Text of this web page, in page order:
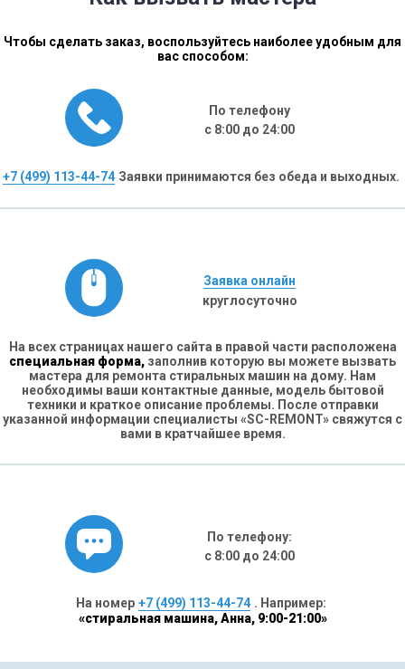
Чтобы сделать заказ, воспользуйтесь наиболее удобным для
вас способом:
По телефону
с 8:00 до 24:00
+7 (499) 113-44-74 Заявки принимаются без обеда и выходных.
Заявка онлайн
круглосуточно
На всех страницах нашего сайта в правой части расположена
специальная форма, заполнив которую вы можете вызвать
мастера для ремонта стиральных машин на дому. Нам
необходимы ваши контактные данные, модель бытовой
техники и краткое описание проблемы. После отправки
указанной информации специалисты «SC-REMONT» свяжутся с
вами в кратчайшее время.
По телефону:
с 8:00 до 24:00
На номер +7 (499) 113-44-74 . Например:
«стиральная машина, Анна, 9:00-21:00»